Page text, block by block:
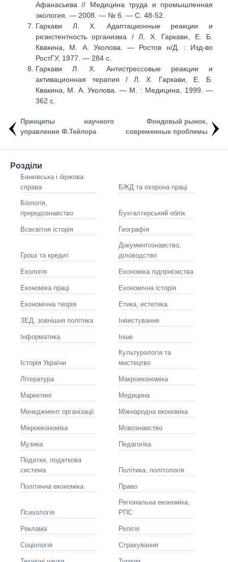
Афанасьева // Медицина труда и промышленная
экология. — 2008. — № 6. — С. 48-52.
Гаркави Л. Х. Адаптационные реакции и
резистентность организма / Л. Х. Гаркави, Е. Б.
Квакина, М. А. Уколова. — Ростов н/Д. : Изд-во
РостГУ, 1977. — 284 с.
Гаркави Л. Х. Антистрессовые реакции и
активационная терапия / Л. Х. Гаркави, Е. Б.
Квакина, М. А. Уколова. — М. : Медицина, 1999. —
362 с.
Принципы научного
управления Ф.Тейлора
Фондовый рынок,
современные проблемы
Розділи
Банківська і біржова
справа
БЖД та охорона праці
Біологія,
природознавство
Бухгалтерський облік
Всесвітня історія Географія
Гроші та кредит
Документознавство,
діловодство
Екологія Економіка підприємства
Економіка праці Економічна історія
Економічна теорія Етика, естетика
ЗЕД, зовнішня політика Інвестування
Інформатика Інше
Історія України
Культурологія та
мистецтво
Літературa Макроекономіка
Маркетинг Медицина
Менеджмент організації Міжнародна економіка
Мікроекономіка Мовознавство
Музика Педагогіка
Податки, податкова
система
Політика, політологія
Політична економіка Право
Психологія
Регіональна економіка,
РПС
Реклама Релігія
Соціологія Страхування